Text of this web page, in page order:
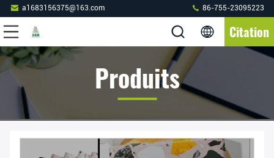
a1683156375@163.com 86-755-23095223
Citation
Produits